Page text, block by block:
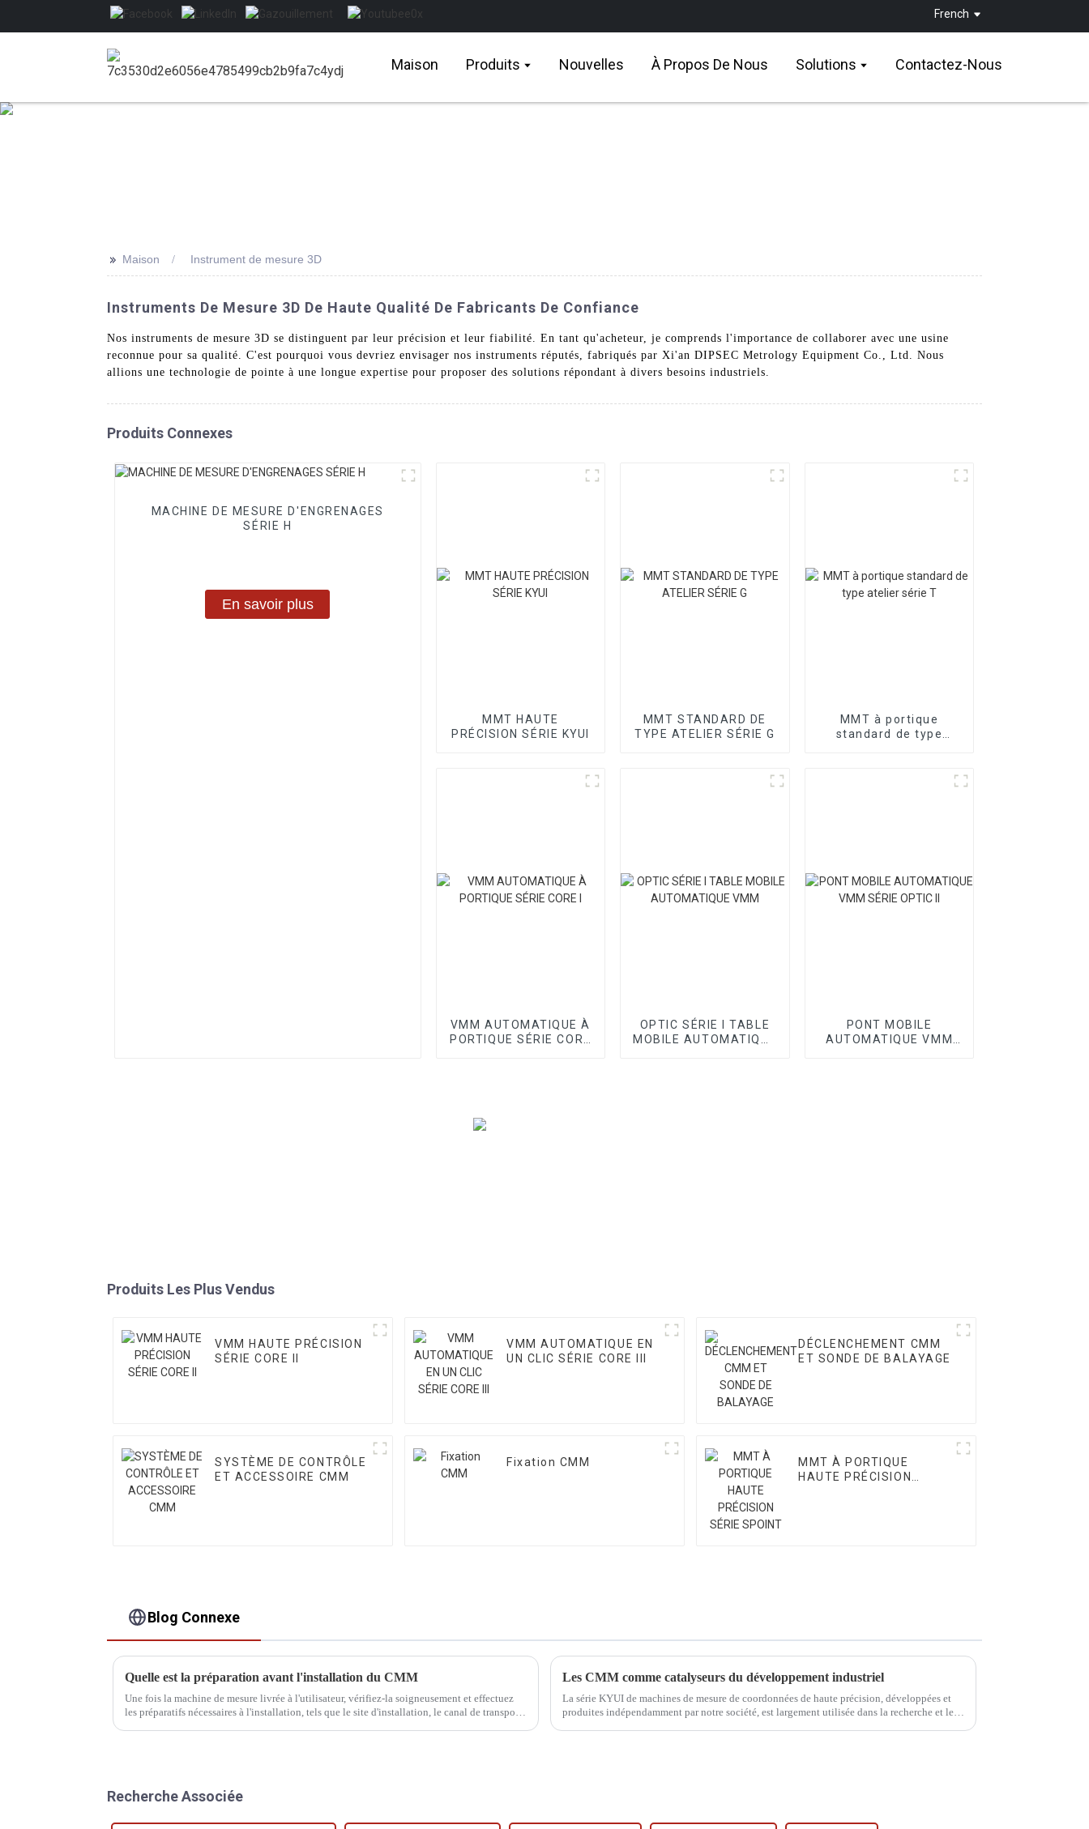
French
Maison Produits Nouvelles À Propos De Nous Solutions Contactez-Nous
>> Maison Instrument de mesure 3D
Instruments De Mesure 3D De Haute Qualité De Fabricants De Confiance
Nos instruments de mesure 3D se distinguent par leur précision et leur fiabilité. En tant qu'acheteur, je comprends l'importance de collaborer avec une usine
reconnue pour sa qualité. C'est pourquoi vous devriez envisager nos instruments réputés, fabriqués par Xi'an DIPSEC Metrology Equipment Co., Ltd. Nous
allions une technologie de pointe à une longue expertise pour proposer des solutions répondant à divers besoins industriels.
Produits Connexes
MACHINE DE MESURE D'ENGRENAGES
SÉRIE H
En savoir plus
MMT HAUTE
PRÉCISION SÉRIE KYUI
MMT STANDARD DE
TYPE ATELIER SÉRIE G
MMT à portique
standard de type
VMM AUTOMATIQUE À
PORTIQUE SÉRIE CORE
OPTIC SÉRIE I TABLE
MOBILE AUTOMATIQUE
PONT MOBILE
AUTOMATIQUE VMM
Produits Les Plus Vendus
VMM HAUTE PRÉCISION
SÉRIE CORE II
VMM AUTOMATIQUE EN
UN CLIC SÉRIE CORE III
DÉCLENCHEMENT CMM
ET SONDE DE BALAYAGE
SYSTÈME DE CONTRÔLE
ET ACCESSOIRE CMM
Fixation CMM
MMT À PORTIQUE
HAUTE PRÉCISION
Blog Connexe
Quelle est la préparation avant l'installation du CMM
Une fois la machine de mesure livrée à l'utilisateur, vérifiez-la soigneusement et effectuez
les préparatifs nécessaires à l'installation, tels que le site d'installation, le canal de transport
Les CMM comme catalyseurs du développement industriel
La série KYUI de machines de mesure de coordonnées de haute précision, développées et
produites indépendamment par notre société, est largement utilisée dans la recherche et le
Recherche Associée